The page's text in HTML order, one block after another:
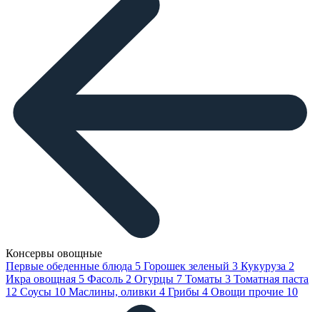
Консервы овощные
Первые обеденные блюда 5 Горошек зеленый 3 Кукуруза 2
Икра овощная 5 Фасоль 2 Огурцы 7 Томаты 3 Томатная паста
12 Соусы 10 Маслины, оливки 4 Грибы 4 Овощи прочие 10